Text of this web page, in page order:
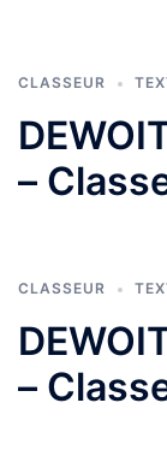
CLASSEUR
–
CLASSEUR
–